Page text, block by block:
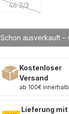
Schon ausverkauft –
46 2/3
(Diese Option ist
Kostenloser
Versand
ab 100€
Lieferung mit